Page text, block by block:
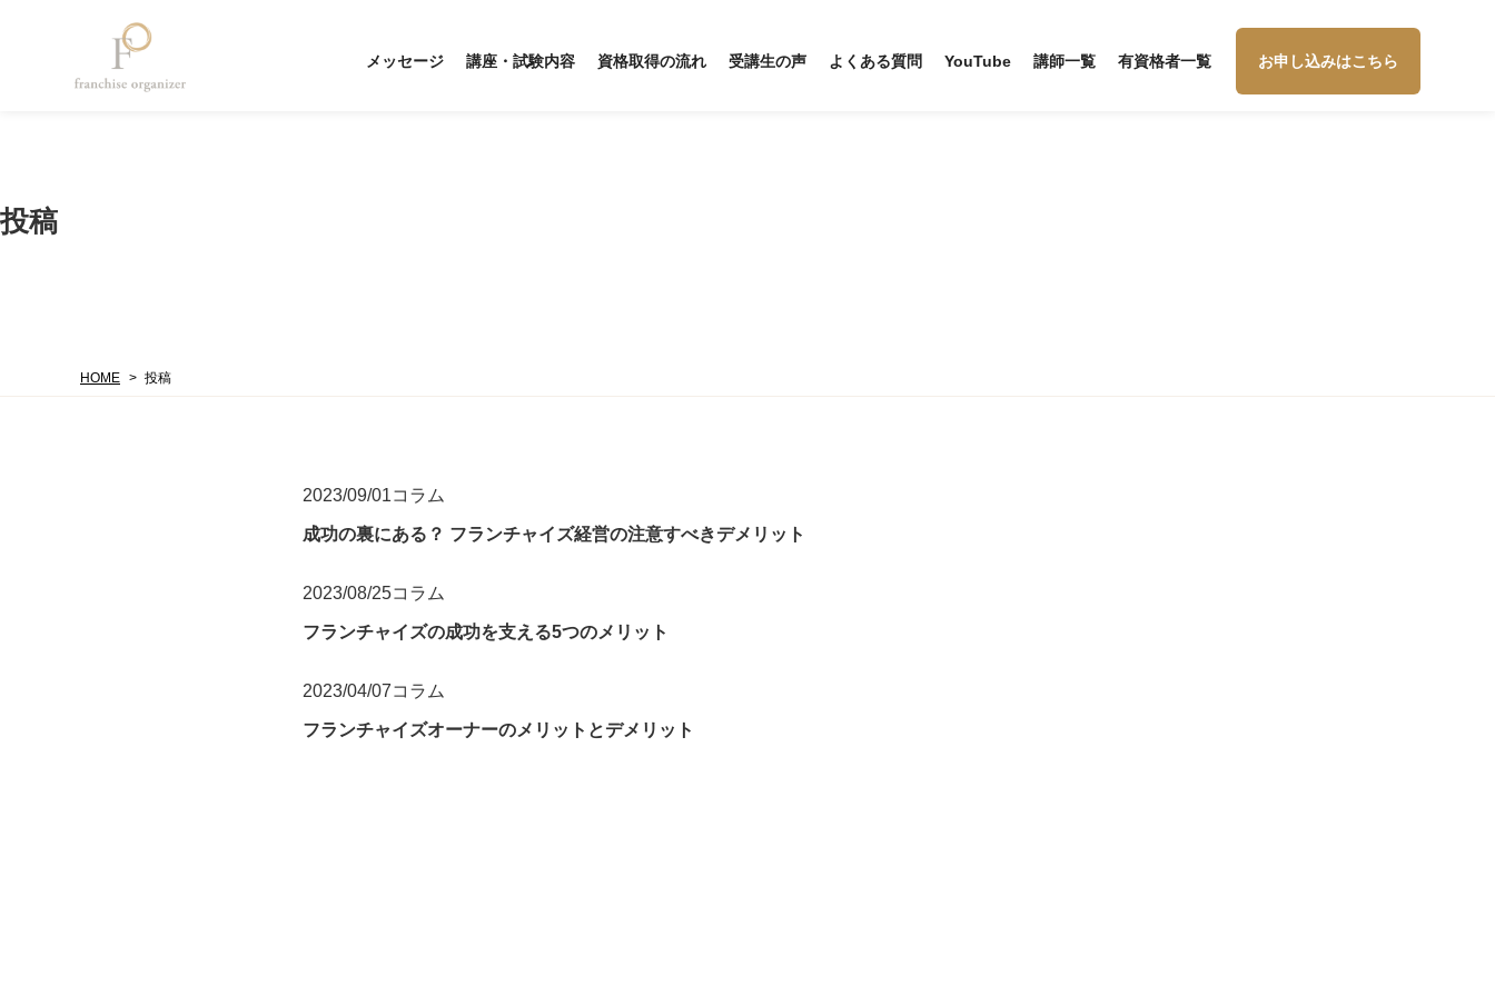
メッセージ 講座・試験内容 資格取得の流れ 受講生の声 よくある質問 YouTube 講師一覧 有資格者一覧 お申し込みはこちら
投稿
HOME 投稿
2023/09/01コラム
成功の裏にある？ フランチャイズ経営の注意すべきデメリット
2023/08/25コラム
フランチャイズの成功を支える5つのメリット
2023/04/07コラム
フランチャイズオーナーのメリットとデメリット